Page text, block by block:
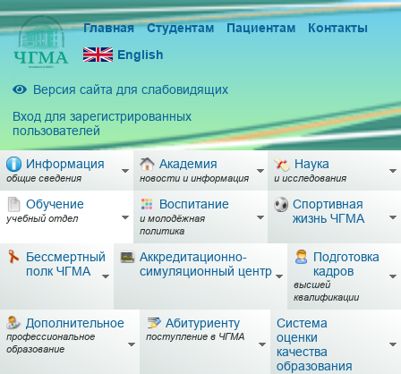
Главная Студентам Пациентам
Контакты
English
Версия сайта для слабовидящих
Вход для зарегистрированных
пользователей
Информация
общие сведения
Академия
новости и информация
Наука
и исследования
Обучение
учебный отдел
Воспитание
и молодёжная
политика
Спортивная
жизнь ЧГМА
Бессмертный
полк ЧГМА
Аккредитационно-
симуляционный центр
Подготовка
кадров
высшей
квалификации
Дополнительное
профессиональное
образование
Абитуриенту
поступление в ЧГМА
Система
оценки
качества
образования